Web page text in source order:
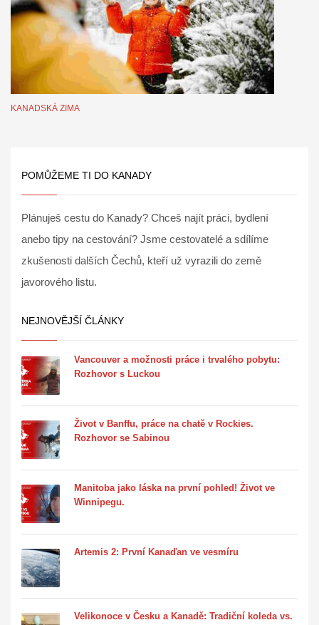
KANADSKÁ ZIMA
POMŮŽEME TI DO KANADY
Plánuješ cestu do Kanady? Chceš najít práci, bydlení
anebo tipy na cestování? Jsme cestovatelé a sdílíme
zkušenosti dalších Čechů, kteří už vyrazili do země
javorového listu.
NEJNOVĚJŠÍ ČLÁNKY
Vancouver a možnosti práce i trvalého pobytu:
Rozhovor s Luckou
Život v Banffu, práce na chatě v Rockies.
Rozhovor se Sabinou
Manitoba jako láska na první pohled! Život ve
Winnipegu.
Artemis 2: První Kanaďan ve vesmíru
Velikonoce v Česku a Kanadě: Tradiční koleda vs.